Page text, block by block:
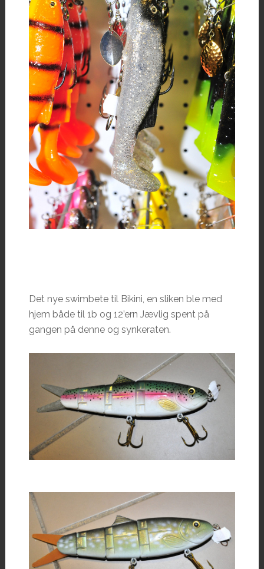
Det nye swimbete til Bikini, en sliken ble med
hjem både til 1b og 12’ern Jævlig spent på
gangen på denne og synkeraten.